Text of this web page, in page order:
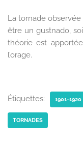
La tornade
être un gustnado,
théorie est
l’orage.
Étiquettes: 1901-1920
TORNADES